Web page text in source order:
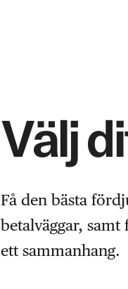
Välj
Få den bästa
betalväggar,
ett sammanhang.